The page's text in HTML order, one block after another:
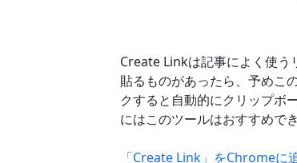
Create Linkは記事によく使う
貼るものがあったら、予めこ
クすると自動的にクリップボ
にはこのツールはおすすめでき
「Create Link」をChromeに